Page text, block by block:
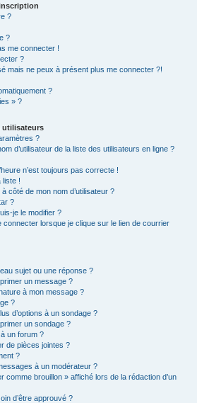
?
?
me connecter !
?
mais ne peux à présent plus me connecter ?!
?
» ?
utilisateurs
?
d’utilisateur de la liste des utilisateurs en ligne ?
n’est toujours pas correcte !
liste !
côté de mon nom d’utilisateur ?
?
je le modifier ?
connecter lorsque je clique sur le lien de courrier
sujet ou une réponse ?
un message ?
à mon message ?
?
d’options à un sondage ?
un sondage ?
un forum ?
de pièces jointes ?
?
à un modérateur ?
comme brouillon » affiché lors de la rédaction d’un
d’être approuvé ?